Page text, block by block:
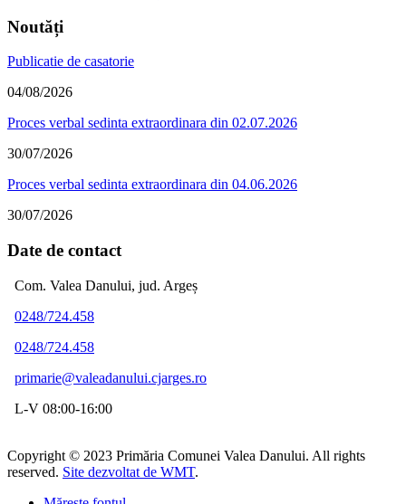
Noutăți
Publicatie de casatorie
04/08/2026
Proces verbal sedinta extraordinara din 02.07.2026
30/07/2026
Proces verbal sedinta extraordinara din 04.06.2026
30/07/2026
Date de contact
Com. Valea Danului, jud. Argeș
0248/724.458
0248/724.458
primarie@valeadanului.cjarges.ro
L-V 08:00-16:00
Copyright © 2023 Primăria Comunei Valea Danului. All rights
reserved. Site dezvoltat de WMT.